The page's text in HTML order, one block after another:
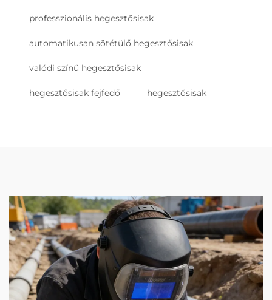
professzionális hegesztősisak
automatikusan sötétülő hegesztősisak
valódi színű hegesztősisak
hegesztősisak fejfedő hegesztősisak